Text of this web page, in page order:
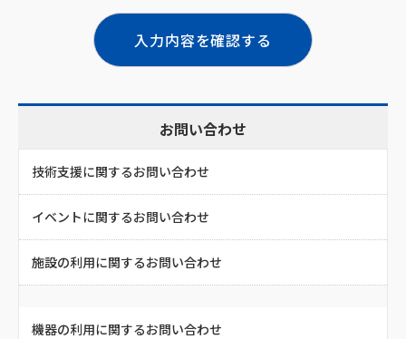
お問い合わせ
技術支援に関するお問い合わせ
イベントに関するお問い合わせ
施設の利用に関するお問い合わせ
機器の利用に関するお問い合わせ